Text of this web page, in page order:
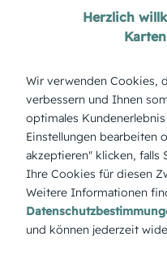
DANKESKARTE
Blankokarte
ÜBERBLICK:
Produktbeschreibung
Herzlich
Wir verwenden Cookies,
verbessern und Ihnen
optimales
Einstellungen bearbeiten
akzeptieren" klicken, falls
Ihre Cookies für diesen
Weitere Informationen
und können jederzeit